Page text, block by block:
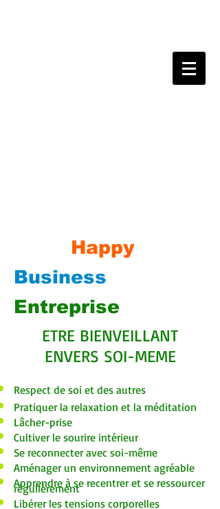
Happy
Business
Entreprise
ETRE BIENVEILLANT
ENVERS SOI-MEME
Respect de soi et des autres
Pratiquer la relaxation et la méditation
Lâcher-prise
Cultiver le sourire intérieur
Se reconnecter avec soi-même
Aménager un environnement agréable
Apprendre à se recentrer et se ressourcer
régulièrement
Libérer les tensions corporelles